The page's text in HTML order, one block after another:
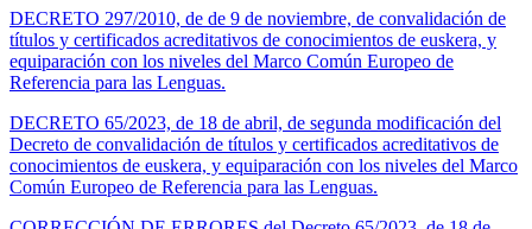
DECRETO 297/2010, de de 9 de noviembre, de convalidación de
títulos y certificados acreditativos de conocimientos de euskera, y
equiparación con los niveles del Marco Común Europeo de
Referencia para las Lenguas.
DECRETO 65/2023, de 18 de abril, de segunda modificación del
Decreto de convalidación de títulos y certificados acreditativos de
conocimientos de euskera, y equiparación con los niveles del Marco
Común Europeo de Referencia para las Lenguas.